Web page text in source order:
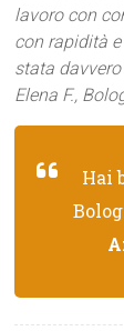
lavoro con
con rapidità
stata
Elena F.,
Hai